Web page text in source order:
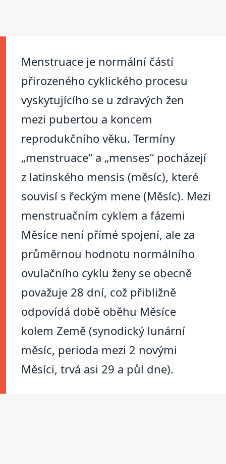
Menstruace je normální částí
přirozeného cyklického procesu
vyskytujícího se u zdravých žen
mezi pubertou a koncem
reprodukčního věku. Termíny
„menstruace“ a „menses“ pocházejí
z latinského mensis (měsíc), které
souvisí s řeckým mene (Měsíc). Mezi
menstruačním cyklem a fázemi
Měsíce není přímé spojení, ale za
průměrnou hodnotu normálního
ovulačního cyklu ženy se obecně
považuje 28 dní, což přibližně
odpovídá době oběhu Měsíce
kolem Země (synodický lunární
měsíc, perioda mezi 2 novými
Měsíci, trvá asi 29 a půl dne).